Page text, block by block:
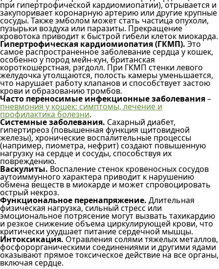
при гипертрофической кардиомиопатии), отрывается и
закупоривает коронарную артерию или другие крупные
сосуды. Также эмболом может стать частица опухоли,
пузырьки воздуха или паразиты. Прекращение
кровотока приводит к быстрой гибели клеток миокарда.
Гипертрофическая кардиомиопатия (ГКМП). Это
самое распространенное заболевание сердца у кошек,
особенно у пород мейн-кун, британская
короткошерстная, рэгдолл. При ГКМП стенки левого
желудочка утолщаются, полость камеры уменьшается,
что нарушает работу клапанов и способствует застою
крови и образованию тромбов.
Часто переносимые инфекционные заболевания–
пневмония у кошек: симптомы, лечение и
профилактика болезни.
Системные заболевания. Сахарный диабет,
гипертиреоз (повышенная функция щитовидной
железы), хронические воспалительные процессы
(например, пиометра, нефрит) создают повышенную
нагрузку на сердце и сосуды, способствуя их
повреждению.
Васкулиты. Воспаление стенок кровеносных сосудов
аутоиммунного характера приводит к нарушению
обмена веществ в миокарде и может спровоцировать
острый некроз.
Функциональное перенапряжение. Длительная
физическая нагрузка, сильный стресс или
эмоциональное потрясение могут вызвать тахикардию
и резкое снижение объема циркулирующей крови, что
критически ухудшает питание сердечной мышцы.
Интоксикация. Отравления солями тяжелых металлов,
фосфорорганическими соединениями и другими ядами
оказывают прямое токсическое действие на все органы,
включая сердце.